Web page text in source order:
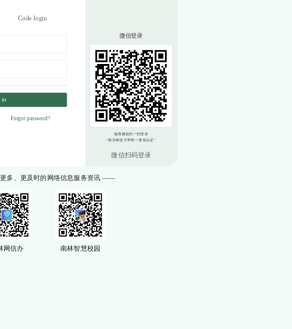
微信扫码登录
Code login
in
Forgot password?
多、更及时的网络信息服务资讯 ——
网信办 南林智慧校园